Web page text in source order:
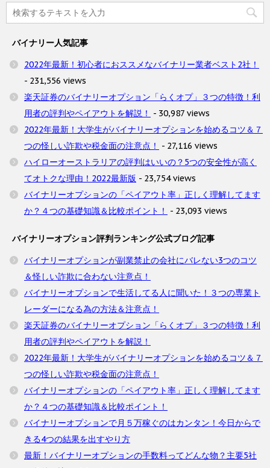
バイナリー人気記事
2022年最新！初心者におススメなバイナリー業者ベスト2社！
- 231,556 views
楽天証券のバイナリーオプション「らくオプ」３つの特徴！利
用者の評判やペイアウトを解説！
- 30,987 views
2022年最新！大学生がバイナリーオプションを始めるコツ＆７
つの怪しい詐欺や税金面の注意点！
- 27,116 views
ハイローオーストラリアの評判はいいの？5つの安全性が高く
てオトクな理由！2022最新版 - 23,754 views
バイナリーオプションの「ペイアウト率」正しく理解してます
か？４つの基礎知識＆比較ポイント！
- 23,093 views
バイナリーオプション評判ランキング公式ブログ記事
バイナリーオプションが副業禁止の会社にバレない3つのコツ
＆怪しい詐欺に合わない注意点！
バイナリーオプションで生活してる人に聞いた！３つの専業ト
レーダーになる為の方法＆注意点！
楽天証券のバイナリーオプション「らくオプ」３つの特徴！利
用者の評判やペイアウトを解説！
2022年最新！大学生がバイナリーオプションを始めるコツ＆７
つの怪しい詐欺や税金面の注意点！
バイナリーオプションの「ペイアウト率」正しく理解してます
か？４つの基礎知識＆比較ポイント！
バイナリーオプションで月５万稼ぐのはカンタン！今日からで
きる4つの結果を出すやり方
最新！バイナリーオプションの手数料ってどんな物？主要5社